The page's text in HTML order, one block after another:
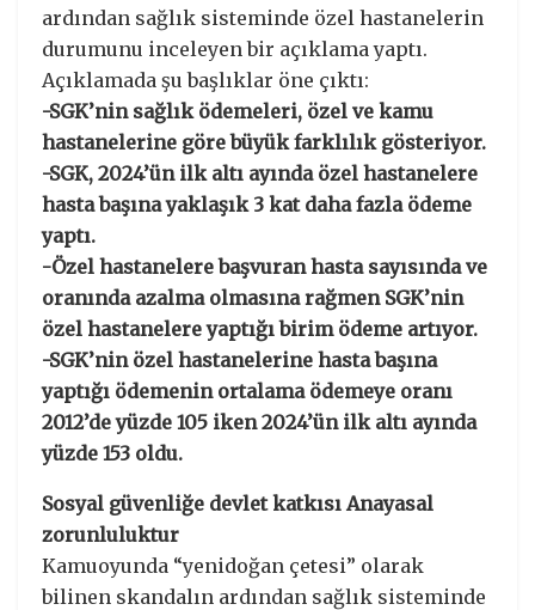
ardından sağlık sisteminde özel hastanelerin
durumunu inceleyen bir açıklama yaptı.
Açıklamada şu başlıklar öne çıktı:
-SGK’nin sağlık ödemeleri, özel ve kamu
hastanelerine göre büyük farklılık gösteriyor.
-SGK, 2024’ün ilk altı ayında özel hastanelere
hasta başına yaklaşık 3 kat daha fazla ödeme
yaptı.
-Özel hastanelere başvuran hasta sayısında ve
oranında azalma olmasına rağmen SGK’nin
özel hastanelere yaptığı birim ödeme artıyor.
-SGK’nin özel hastanelerine hasta başına
yaptığı ödemenin ortalama ödemeye oranı
2012’de yüzde 105 iken 2024’ün ilk altı ayında
yüzde 153 oldu.
Sosyal güvenliğe devlet katkısı Anayasal
zorunluluktur
Kamuoyunda “yenidoğan çetesi” olarak
bilinen skandalın ardından sağlık sisteminde